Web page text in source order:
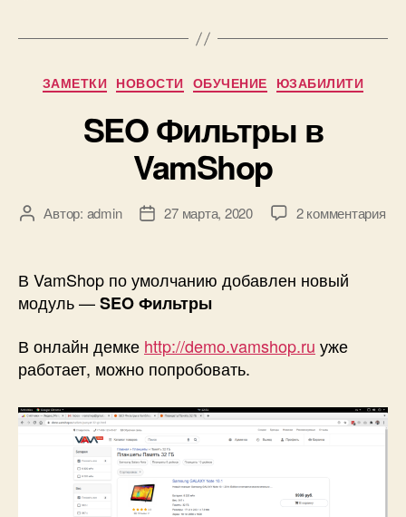
Рубрики
ЗАМЕТКИ НОВОСТИ ОБУЧЕНИЕ ЮЗАБИЛИТИ
SEO Фильтры в
VamShop
АвторАвтор: admin
Дата27 марта, 2020 2 комментарияк
В VamShop по умолчанию добавлен новый
модуль —SEO Фильтры
В онлайн демке http://demo.vamshop.ru уже
работает, можно попробовать.